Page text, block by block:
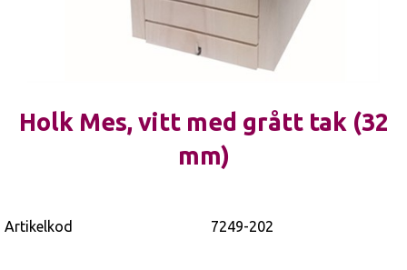
Holk Mes, vitt med grått tak (32
mm)
Artikelkod 7249-202